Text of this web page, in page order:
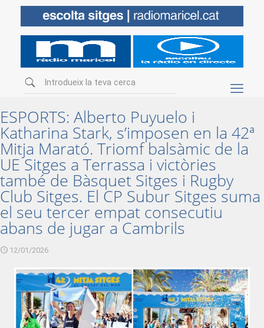
ESPORTS: Alberto Puyuelo i
Katharina Stark, s’imposen en la 42ª
Mitja Marató. Triomf balsàmic de la
UE Sitges a Terrassa i victòries
també de Bàsquet Sitges i Rugby
Club Sitges. El CP Subur Sitges suma
el seu tercer empat consecutiu
abans de jugar a Cambrils
12/01/2026